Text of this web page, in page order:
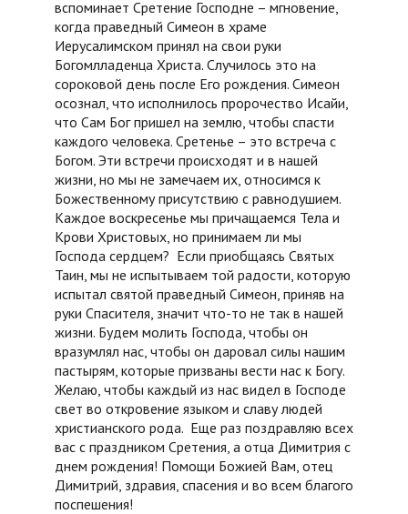
вспоминает Сретение Господне – мгновение,
когда праведный Симеон в храме
Иерусалимском принял на свои руки
Богомлладенца Христа. Случилось это на
сороковой день после Его рождения. Симеон
осознал, что исполнилось пророчество Исайи,
что Сам Бог пришел на землю, чтобы спасти
каждого человека. Сретенье – это встреча с
Богом. Эти встречи происходят и в нашей
жизни, но мы не замечаем их, относимся к
Божественному присутствию с равнодушием.
Каждое воскресенье мы причащаемся Тела и
Крови Христовых, но принимаем ли мы
Господа сердцем? Если приобщаясь Святых
Таин, мы не испытываем той радости, которую
испытал святой праведный Симеон, приняв на
руки Спасителя, значит что-то не так в нашей
жизни. Будем молить Господа, чтобы он
вразумлял нас, чтобы он даровал силы нашим
пастырям, которые призваны вести нас к Богу.
Желаю, чтобы каждый из нас видел в Господе
свет во откровение языком и славу людей
христианского рода. Еще раз поздравляю всех
вас с праздником Сретения, а отца Димитрия с
днем рождения! Помощи Божией Вам, отец
Димитрий, здравия, спасения и во всем благого
поспешения!